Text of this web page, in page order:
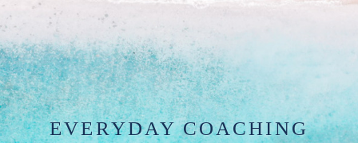
EVERYDAY COACHING